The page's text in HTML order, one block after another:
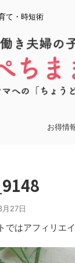
て・時短術
お得情
27日
ではアフィリエ